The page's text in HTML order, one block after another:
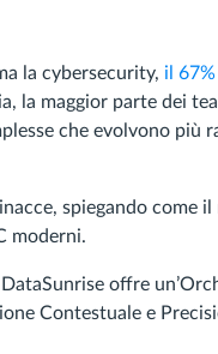
la cybersecurity, il
la maggior parte dei
che evolvono più
spiegando
moderni.
offre
Contestuale e